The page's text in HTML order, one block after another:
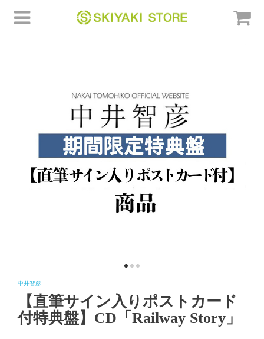
中井智彦
【直筆サイン入りポストカード
付特典盤】CD「Railway Story」